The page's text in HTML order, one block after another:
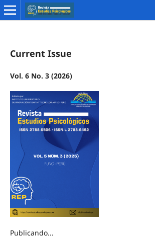
Current Issue
Vol. 6 No. 3 (2026)
Publicando...